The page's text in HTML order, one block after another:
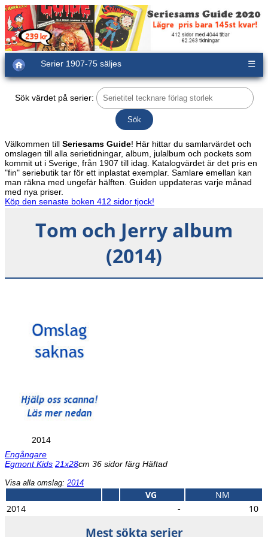
Serier 1907-75 säljes ☰
Sök värdet på serier:
Välkommen till Seriesams Guide! Här hittar du samlarvärdet och
omslagen till alla serietidningar, album, julalbum och pockets som
kommit ut i Sverige, från 1907 till idag. Katalogvärdet är det pris en
"fin" seriebutik tar för ett inplastat exemplar. Samlare emellan kan
man räkna med ungefär hälften. Guiden uppdateras varje månad
med nya priser.
Köp den senaste boken 412 sidor tjock!
Tom och Jerry album
(2014)
2014
Engångare
Egmont Kids 21x28cm 36 sidor färg Häftad
Visa alla omslag: 2014
VG
NM
2014
- 10
Mest sökta serier